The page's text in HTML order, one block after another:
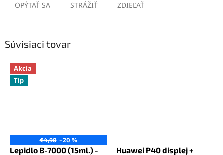
OPÝTAŤ SA STRÁŽIŤ ZDIEĽAŤ
Súvisiaci tovar
Akcia
Tip
€4,90 –20 %
Lepidlo B-7000 (15ml.) -
Huawei P40 displej +